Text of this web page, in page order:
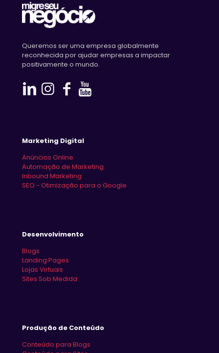
Queremos ser uma empresa globalmente
reconhecida por ajudar empresas a impactar
positivamente o mundo.
Marketing Digital
Anúncios Online
Automação de Marketing
Inbound Marketing
SEO - Otimização para o Google
Desenvolvimento
Blogs
Landing Pages
Lojas Virtuais
Sites Sob Medida
Produção de Conteúdo
Conteúdo para Blogs